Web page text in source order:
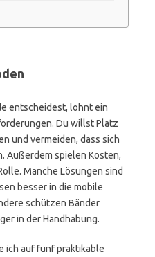
entscheidest, lohnt ein
Du willst Platz
und vermeiden, dass sich
Außerdem spielen Kosten,
Manche Lösungen sind
besser in die mobile
schützen Bänder
in der Handhabung.
ich auf fünf praktikable